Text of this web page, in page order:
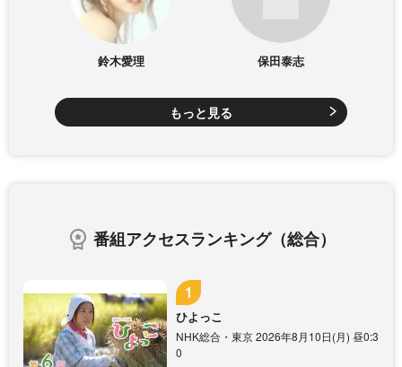
鈴木愛理 保田泰志
もっと見る
番組アクセスランキング（総合）
ひよっこ
NHK総合・東京 2026年8月10日(月) 昼0:3
0